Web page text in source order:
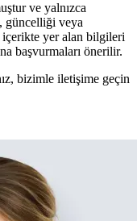
ve yalnızca
güncelliği veya
yer alan bilgileri
başvurmaları önerilir.
bizimle iletişime geçin